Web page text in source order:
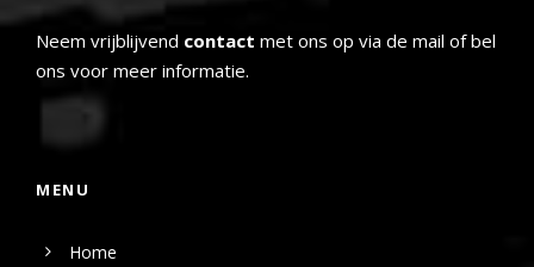
Neem vrijblijvend contact met ons op via de mail of bel
ons voor meer informatie.
MENU
Home